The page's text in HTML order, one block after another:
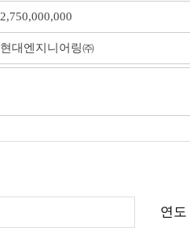
2,750,000,000
현대엔지니어링㈜
연도